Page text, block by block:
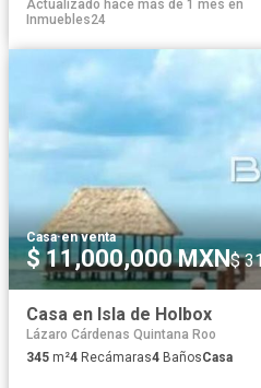
Actualizado hace más de 1 mes en
Inmuebles24
Casa·en venta
$ 11,000,000 MXN$
Casa en Isla de Holbox
Lázaro Cárdenas Quintana Roo
345 m²4 Recámaras4 BañosCasa